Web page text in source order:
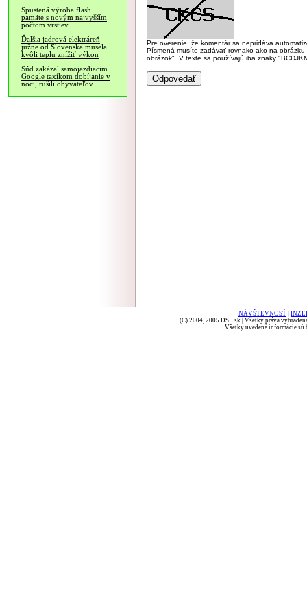
Spustená výroba flash
pamäte s novým najvyšším
počtom vrstiev
Ďalšia jadrová elektráreň
južne od Slovenska musela
kvôli teplu znížiť výkon
Súd zakázal samojazdiacim
Google taxíkom dobíjanie v
noci, rušili obyvateľov
Pre overenie, že komentár sa nepridáva
Písmená musíte zadávať rovnako ako na
obrázok". V texte sa používajú iba znaky
NÁVŠTEVNOSŤ
(C) 2004, 2005 DSL.sk | Všetky práva
Všetky uvedené informácie sú